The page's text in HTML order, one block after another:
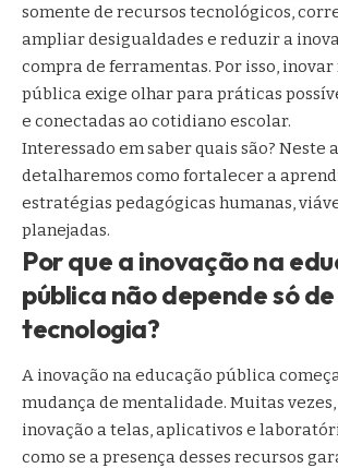
somente de recursos tecnológicos,
ampliar desigualdades e reduzir a
compra de ferramentas. Por isso, inovar
pública exige olhar para práticas
e conectadas ao cotidiano escolar.
Interessado em saber quais são? Neste
detalharemos como fortalecer a
estratégias pedagógicas humanas,
planejadas.
Por que a inovação na
pública não depende só de
tecnologia?
A inovação na educação pública
mudança de mentalidade. Muitas
inovação a telas, aplicativos e
como se a presença desses recursos